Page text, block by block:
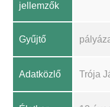
jellemzők
Gyűjtő
Adatközlő Trója